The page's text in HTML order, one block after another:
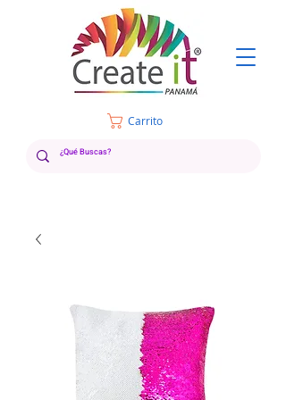
Carrito